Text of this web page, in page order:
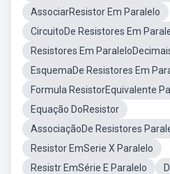
AssociarResistor Em Paralelo
CircuitoDe Resistores Em
Resistores Em
EsquemaDe Resistores Em
Formula ResistorEquivalente
Equação DoResistor
AssociaçãoDe Resistores
Resistor EmSerie X Paralelo
Resistr EmSérie E Paralelo